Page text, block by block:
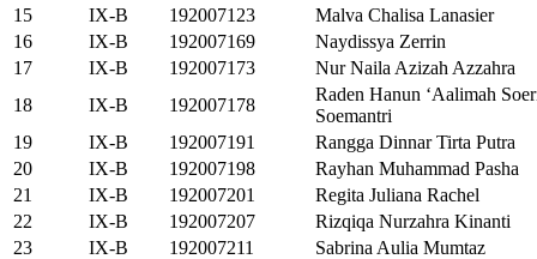
15
IX-B 192007123
Malva Chalisa Lanasier
16
IX-B 192007169
Naydissya Zerrin
17
IX-B 192007173
Nur Naila Azizah Azzahra
18
IX-B 192007178
Raden Hanun ‘Aalimah
Soemantri
19
IX-B 192007191
Rangga Dinnar Tirta Putra
20
IX-B 192007198
Rayhan Muhammad Pasha
21
IX-B 192007201
Regita Juliana Rachel
22
IX-B 192007207
Rizqiqa Nurzahra Kinanti
23
IX-B 192007211
Sabrina Aulia Mumtaz